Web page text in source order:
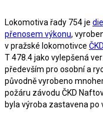
Lokomotiva řady 754 je
přenosem výkonu,
v pražské lokomotivce ČKD
T 478.4 jako vylepšená
především pro osobní a
původně vyrobeno
požáru závodu ČKD
byla výroba zastavena po